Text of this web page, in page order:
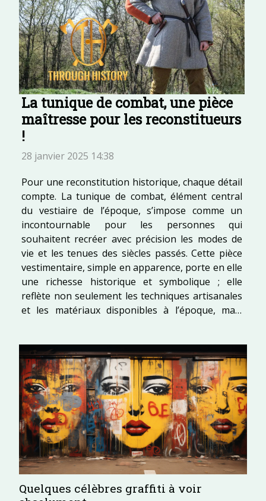
La tunique de combat, une pièce
maîtresse pour les reconstitueurs
!
28 janvier 2025 14:38
Pour une reconstitution historique, chaque détail
compte. La tunique de combat, élément central
du vestiaire de l’époque, s’impose comme un
incontournable pour les personnes qui
souhaitent recréer avec précision les modes de
vie et les tenues des siècles passés. Cette pièce
vestimentaire, simple en apparence, porte en elle
une richesse historique et symbolique ; elle
reflète non seulement les techniques artisanales
et les matériaux disponibles à l’époque, mais
reconstitueurs, des passionnés à la...
Quelques célèbres graffiti à voir